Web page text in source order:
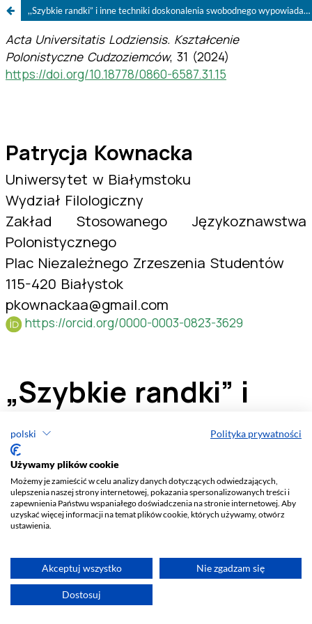
polski Polityka prywatności
Używamy plików cookie
Możemy je zamieścić w celu analizy danych dotyczących odwiedzających,
ulepszenia naszej strony internetowej, pokazania spersonalizowanych treści i
zapewnienia Państwu wspaniałego doświadczenia na stronie internetowej. Aby
uzyskać więcej informacji na temat plików cookie, których używamy, otwórz
ustawienia.
Akceptuj wszystko Nie zgadzam się
Dostosuj
,,Szybkie randki” i inne techniki doskonalenia swobodnego wypowiadania się w języku polskim (na przykładzie ,,Rozmówek polsko-polskich”)